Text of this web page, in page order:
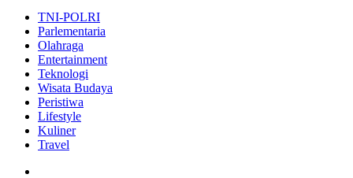
TNI-POLRI
Parlementaria
Olahraga
Entertainment
Teknologi
Wisata Budaya
Peristiwa
Lifestyle
Kuliner
Travel